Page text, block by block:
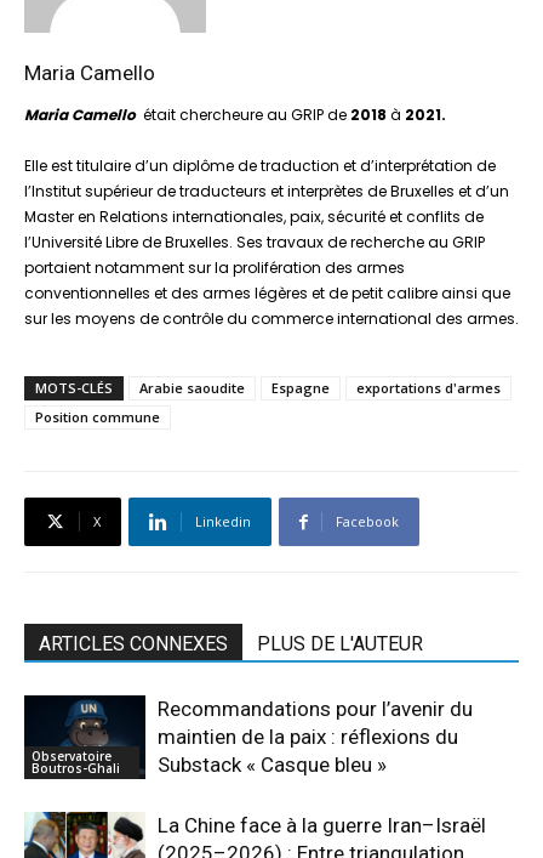
Maria Camello
Maria Camelloétait chercheure au GRIP de 2018 à 2021.
Elle est titulaire d’un diplôme de traduction et d’interprétation de
l’Institut supérieur de traducteurs et interprètes de Bruxelles et d’un
Master en Relations internationales, paix, sécurité et conflits de
l’Université Libre de Bruxelles. Ses travaux de recherche au GRIP
portaient notamment sur la prolifération des armes
conventionnelles et des armes légères et de petit calibre ainsi que
sur les moyens de contrôle du commerce international des armes.
MOTS-CLÉS Arabie saoudite Espagne
exportations d'armes
Position commune
X Linkedin Facebook
ARTICLES CONNEXES PLUS DE L'AUTEUR
Observatoire
Boutros-Ghali
Recommandations pour l’avenir du
maintien de la paix : réflexions du
Substack « Casque bleu »
La Chine face à la guerre Iran–Israël
(2025–2026) : Entre triangulation